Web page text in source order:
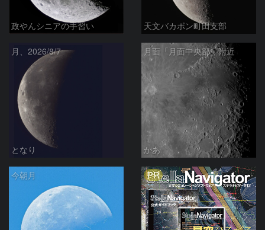
政やんシニアの手習い 天文バカボン町田支部
月、2026/8/7
となり
月面「月面中央部」附近
かあ
今朝月 PR